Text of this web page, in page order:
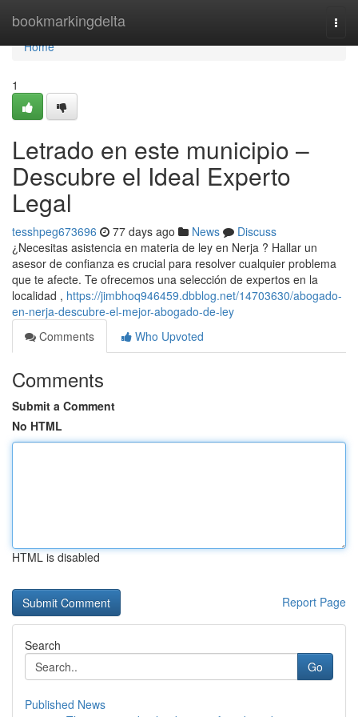
bookmarkingdelta
Home
Home
1
Letrado en este municipio –
Descubre el Ideal Experto
Legal
tesshpeg673696 77 days ago News
Discuss
¿Necesitas asistencia en materia de ley en Nerja ? Hallar un
asesor de confianza es crucial para resolver cualquier problema
que te afecte. Te ofrecemos una selección de expertos en la
localidad , https://jimbhoq946459.dbblog.net/14703630/abogado-
en-nerja-descubre-el-mejor-abogado-de-ley
Comments
Who Upvoted
Comments
Submit a Comment
No HTML
HTML is disabled
Report Page
Search
Go
Published News